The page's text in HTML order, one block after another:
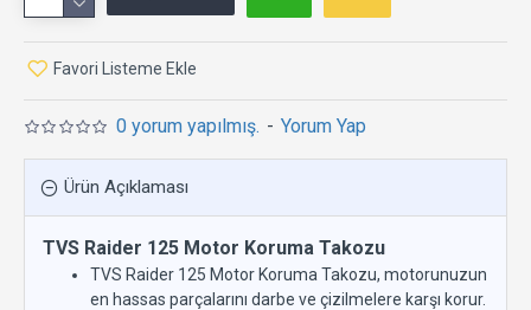
0 yorum yapılmış. - Yorum Yap
Favori Listeme Ekle
Ürün Açıklaması
TVS Raider 125 Motor Koruma Takozu
TVS Raider 125 Motor Koruma Takozu, motorunuzun
en hassas parçalarını darbe ve çizilmelere karşı korur.